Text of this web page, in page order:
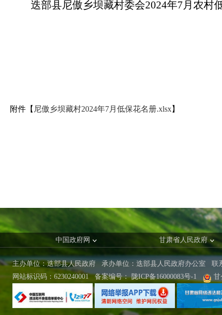
迭部县尼傲乡坝藏村委会2024年7月农村
附件【 尼傲乡坝藏村2024年7月低保花名册.xlsx】
中国政府网 甘肃省人民政府
主办单位：迭部县人民政府 承办单位：迭部县人民政府办公室 联
网站标识码：6230240001
备案编号： 陇ICP备16000083号-1 甘